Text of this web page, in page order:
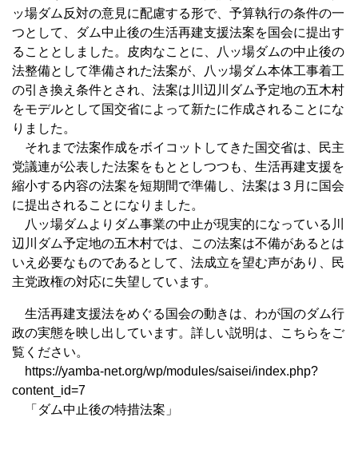
ッ場ダム反対の意見に配慮する形で、予算執行の条件の一
つとして、ダム中止後の生活再建支援法案を国会に提出す
ることとしました。皮肉なことに、八ッ場ダムの中止後の
法整備として準備された法案が、八ッ場ダム本体工事着工
の引き換え条件とされ、法案は川辺川ダム予定地の五木村
をモデルとして国交省によって新たに作成されることにな
りました。
それまで法案作成をボイコットしてきた国交省は、民主
党議連が公表した法案をもととしつつも、生活再建支援を
縮小する内容の法案を短期間で準備し、法案は３月に国会
に提出されることになりました。
八ッ場ダムよりダム事業の中止が現実的になっている川
辺川ダム予定地の五木村では、この法案は不備があるとは
いえ必要なものであるとして、法成立を望む声があり、民
主党政権の対応に失望しています。
生活再建支援法をめぐる国会の動きは、わが国のダム行
政の実態を映し出しています。詳しい説明は、こちらをご
覧ください。
https://yamba-net.org/wp/modules/saisei/index.php?
content_id=7
「ダム中止後の特措法案」